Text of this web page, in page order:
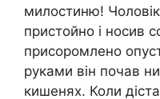
милостиню!
пристойно і носив
присоромлено
руками він почав
кишенях. Коли